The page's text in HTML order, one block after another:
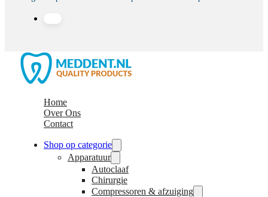
Home
Over Ons
Contact
Shop op categorie
Apparatuur
Autoclaaf
Chirurgie
Compressoren & afzuiging